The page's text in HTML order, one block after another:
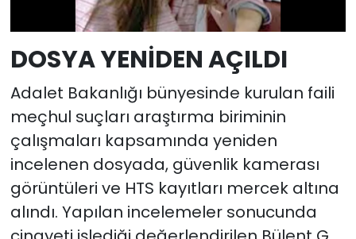
DOSYA YENİDEN AÇILDI
Adalet Bakanlığı bünyesinde kurulan faili
meçhul suçları araştırma biriminin
çalışmaları kapsamında yeniden
incelenen dosyada, güvenlik kamerası
görüntüleri ve HTS kayıtları mercek altına
alındı. Yapılan incelemeler sonucunda